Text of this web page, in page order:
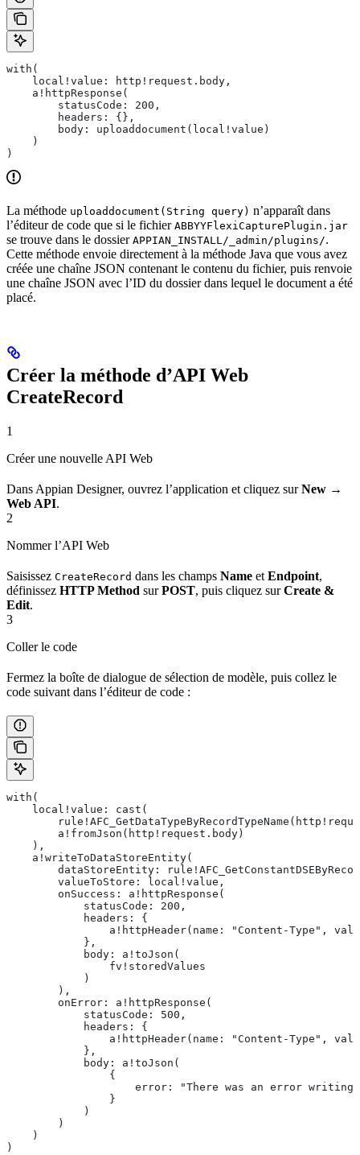
with(
    local!value: http!request.body,
    a!httpResponse(
        statusCode: 200,
        headers: {},
        body: uploaddocument(local!value)
    )
)
La méthode uploaddocument(String query) n’apparaît dans
l’éditeur de code que si le fichier ABBYYFlexiCapturePlugin.jar
se trouve dans le dossier APPIAN_INSTALL/_admin/plugins/.
Cette méthode envoie directement à la méthode Java que vous avez
créée une chaîne JSON contenant le contenu du fichier, puis renvoie
une chaîne JSON avec l’ID du dossier dans lequel le document a été
placé.
Créer la méthode d’API Web
CreateRecord
1
Créer une nouvelle API Web
Dans Appian Designer, ouvrez l’application et cliquez surNew →
Web API.
2
Nommer l’API Web
Saisissez CreateRecord dans les champs Name et Endpoint,
définissez HTTP Method surPOST, puis cliquez surCreate &
Edit.
3
Coller le code
Fermez la boîte de dialogue de sélection de modèle, puis collez le
code suivant dans l’éditeur de code :
with(
    local!value: cast(
        a!fromJson(http!request.body)
    ),
    a!writeToDataStoreEntity(
dataStoreEntity:
        valueToStore: local!value,
        onSuccess: a!httpResponse(
            statusCode: 200,
            headers: {
a!httpHeader(name: "Content-Type",
            },
            body: a!toJson(
                fv!storedValues
            )
        ),
        onError: a!httpResponse(
            statusCode: 500,
            headers: {
a!httpHeader(name: "Content-Type",
            },
            body: a!toJson(
                {
error: "There was an error writing
                }
            )
        )
    )
)